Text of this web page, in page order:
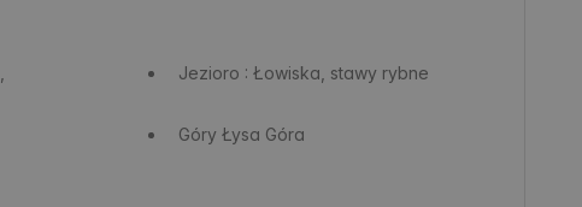
Jezioro : Łowiska, stawy rybne
Góry Łysa Góra